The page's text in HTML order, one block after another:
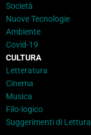
Società
Nuove Tecnologie
Ambiente
Covid-19
CULTURA
Letteratura
Cinema
Musica
Filo-logico
Suggerimenti di Lettura